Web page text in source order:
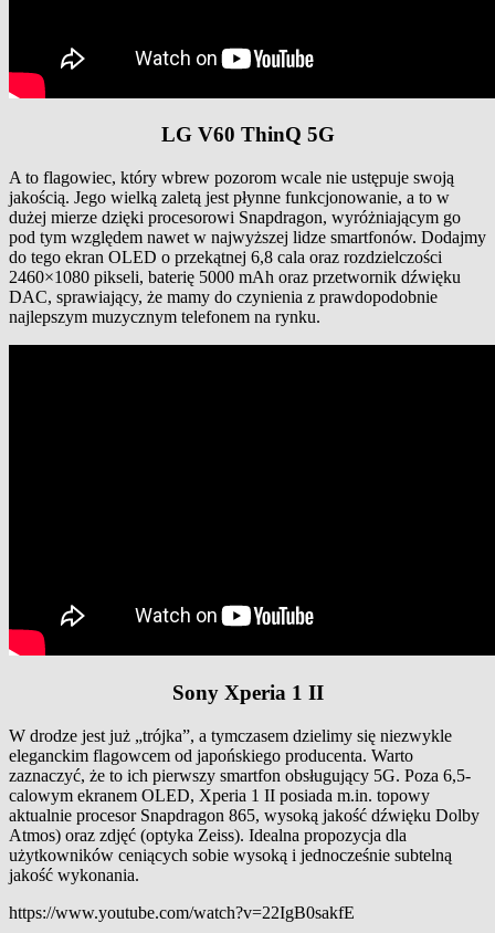
LG V60 ThinQ 5G
A to flagowiec, który wbrew pozorom wcale nie ustępuje swoją
jakością. Jego wielką zaletą jest płynne funkcjonowanie, a to w
dużej mierze dzięki procesorowi Snapdragon, wyróżniającym go
pod tym względem nawet w najwyższej lidze smartfonów. Dodajmy
do tego ekran OLED o przekątnej 6,8 cala oraz rozdzielczości
2460×1080 pikseli, baterię 5000 mAh oraz przetwornik dźwięku
DAC, sprawiający, że mamy do czynienia z prawdopodobnie
najlepszym muzycznym telefonem na rynku.
Sony Xperia 1 II
W drodze jest już „trójka”, a tymczasem dzielimy się niezwykle
eleganckim flagowcem od japońskiego producenta. Warto
zaznaczyć, że to ich pierwszy smartfon obsługujący 5G. Poza 6,5-
calowym ekranem OLED, Xperia 1 II posiada m.in. topowy
aktualnie procesor Snapdragon 865, wysoką jakość dźwięku Dolby
Atmos) oraz zdjęć (optyka Zeiss). Idealna propozycja dla
użytkowników ceniących sobie wysoką i jednocześnie subtelną
jakość wykonania.
https://www.youtube.com/watch?v=22IgB0sakfE